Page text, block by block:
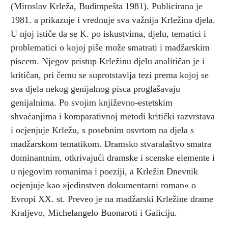
(Miroslav Krleža, Budimpešta 1981). Publicirana je
1981. a prikazuje i vrednuje sva važnija Krležina djela.
U njoj ističe da se K. po iskustvima, djelu, tematici i
problematici o kojoj piše može smatrati i madžarskim
piscem. Njegov pristup Krležinu djelu analitičan je i
kritičan, pri čemu se suprotstavlja tezi prema kojoj se
sva djela nekog genijalnog pisca proglašavaju
genijalnima. Po svojim književno-estetskim
shvaćanjima i komparativnoj metodi kritički razvrstava
i ocjenjuje Krležu, s posebnim osvrtom na djela s
madžarskom tematikom. Dramsko stvaralaštvo smatra
dominantnim, otkrivajući dramske i scenske elemente i
u njegovim romanima i poeziji, a Krležin Dnevnik
ocjenjuje kao »jedinstven dokumentarni roman« o
Evropi XX. st. Preveo je na madžarski Krležine drame
Kraljevo, Michelangelo Buonaroti i Galiciju.